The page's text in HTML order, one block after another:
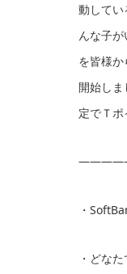
動して
んな子
を皆様
開始し
定でＴ
・
・どな